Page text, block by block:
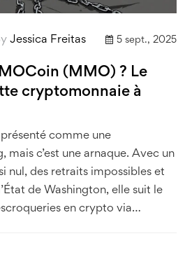
Jessica Freitas 5 sept., 2025
(MMO) ? Le
cryptomonnaie à
comme une
c’est une arnaque. Avec un
nul, des retraits impossibles et
de Washington, elle suit le
en crypto via